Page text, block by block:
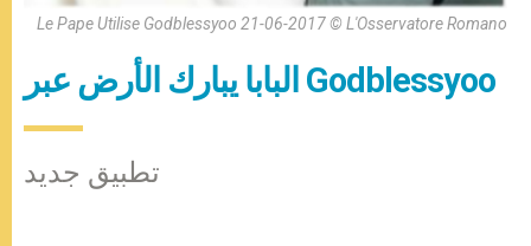
Le Pape Utilise Godblessyoo 21-06-2017 © L'Osservatore Romano
البابا يبارك الأرض عبر Godblessyoo
تطبيق جديد